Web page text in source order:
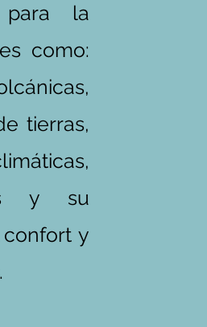
para la
como:
tierras,
y su
y